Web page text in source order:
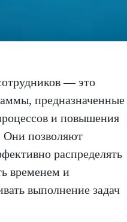
— это
предназначенные
и повышения
Они позволяют
распределять
временем и
выполнение задач